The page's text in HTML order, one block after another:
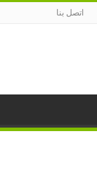
اتصل بنا